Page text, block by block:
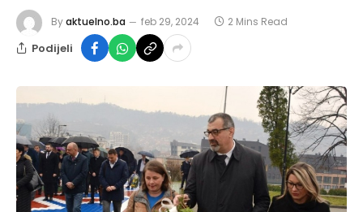
Byaktuelno.ba feb 29, 2024 2 Mins Read
Podijeli